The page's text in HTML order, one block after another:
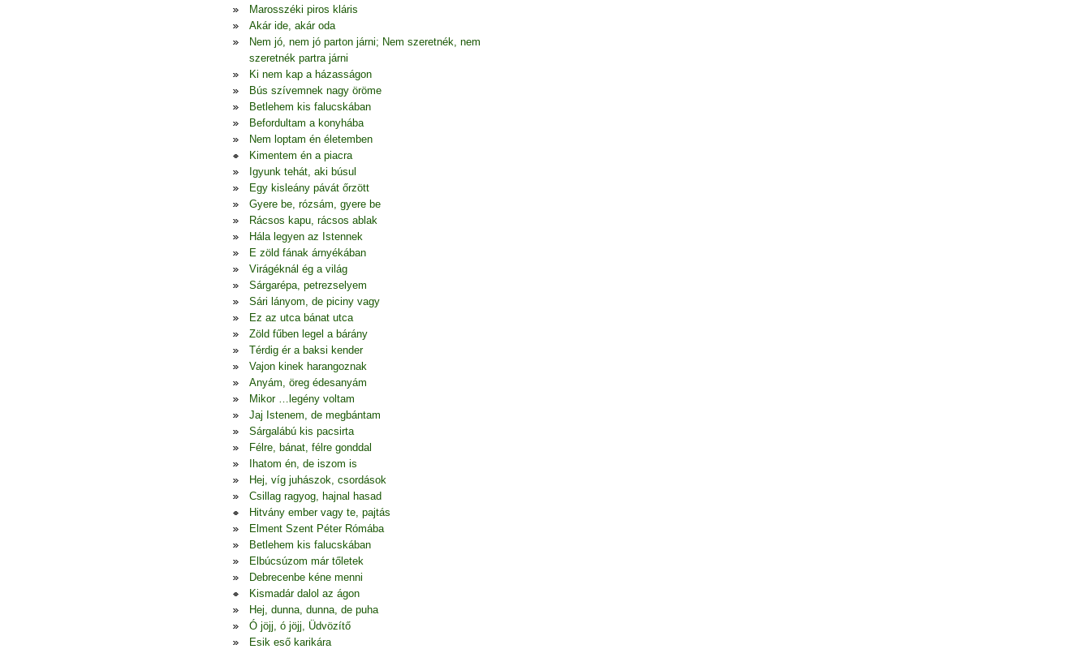
Marosszéki piros kláris
Akár ide, akár oda
Nem jó, nem jó parton járni; Nem szeretnék, nem
szeretnék partra járni
Ki nem kap a házasságon
Bús szívemnek nagy öröme
Betlehem kis falucskában
Befordultam a konyhába
Nem loptam én életemben
Kimentem én a piacra
Igyunk tehát, aki búsul
Egy kisleány pávát őrzött
Gyere be, rózsám, gyere be
Rácsos kapu, rácsos ablak
Hála legyen az Istennek
E zöld fának árnyékában
Virágéknál ég a világ
Sárgarépa, petrezselyem
Sári lányom, de piciny vagy
Ez az utca bánat utca
Zöld fűben legel a bárány
Térdig ér a baksi kender
Vajon kinek harangoznak
Anyám, öreg édesanyám
Mikor …legény voltam
Jaj Istenem, de megbántam
Sárgalábú kis pacsirta
Félre, bánat, félre gonddal
Ihatom én, de iszom is
Hej, víg juhászok, csordások
Csillag ragyog, hajnal hasad
Hitvány ember vagy te, pajtás
Elment Szent Péter Rómába
Betlehem kis falucskában
Elbúcsúzom már tőletek
Debrecenbe kéne menni
Kismadár dalol az ágon
Hej, dunna, dunna, de puha
Ó jöjj, ó jöjj, Üdvözítő
Esik eső karikára